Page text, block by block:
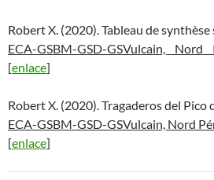
Robert X. (2020). Tableau de
ECA-GSBM-GSD-GSVulcain,
[enlace]
Robert X. (2020). Tragaderos del Pico
ECA-GSBM-GSD-GSVulcain, Nord
[enlace]